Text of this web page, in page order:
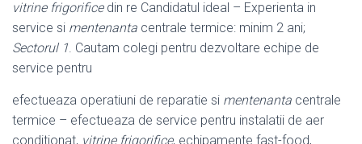
vitrine frigorificedin re Candidatul ideal – Experienta in
service si mentenanta centrale termice: minim 2 ani;
Sectorul 1. Cautam colegi pentru dezvoltare echipe de
service pentru
efectueaza operatiuni de reparatie si mentenanta centrale
termice – efectueaza de service pentru instalatii de aer
conditionat, vitrine frigorifice, echipamente fast-food,